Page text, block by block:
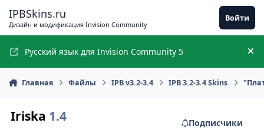
IPBSkins.ru
Дизайн и модификация Invision Community
Войти
Русский язык для Invision Community 5
Главная Файлы IPB v3.2-3.4 IPB 3.2-3.4 Skins
Iriska 1.4
Подписчики